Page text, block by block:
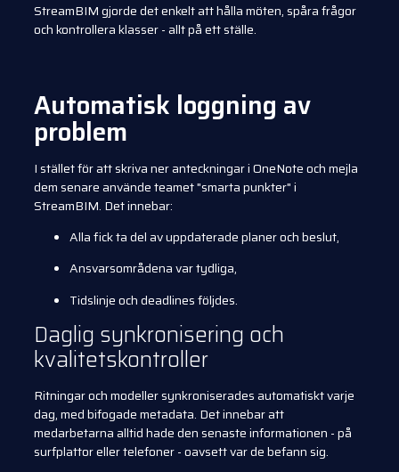
StreamBIM gjorde det enkelt att hålla möten, spåra frågor
och kontrollera klasser - allt på ett ställe.
Automatisk loggning av
problem
I stället för att skriva ner anteckningar i OneNote och mejla
dem senare använde teamet "smarta punkter" i
StreamBIM. Det innebar:
Alla fick ta del av uppdaterade planer och beslut,
Ansvarsområdena var tydliga,
Tidslinje och deadlines följdes.
Daglig synkronisering och
kvalitetskontroller
Ritningar och modeller synkroniserades automatiskt varje
dag, med bifogade metadata. Det innebar att
medarbetarna alltid hade den senaste informationen - på
surfplattor eller telefoner - oavsett var de befann sig.